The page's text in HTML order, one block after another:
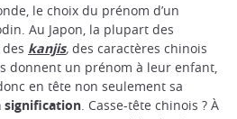
le choix du prénom d’un
Au Japon, la plupart des
kanjis, des caractères chinois
donnent un prénom à leur enfant,
en tête non seulement sa
signification. Casse-tête chinois ? À